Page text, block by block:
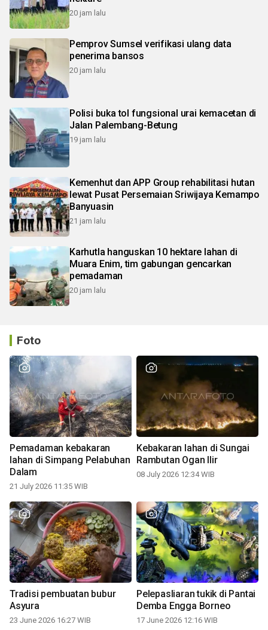
20 jam lalu
Pemprov Sumsel verifikasi ulang data
penerima bansos
20 jam lalu
Polisi buka tol fungsional urai kemacetan di
Jalan Palembang-Betung
19 jam lalu
Kemenhut dan APP Group rehabilitasi hutan
lewat Pusat Persemaian Sriwijaya Kemampo
Banyuasin
21 jam lalu
Karhutla hanguskan 10 hektare lahan di
Muara Enim, tim gabungan gencarkan
pemadaman
20 jam lalu
Foto
Pemadaman kebakaran
lahan di Simpang Pelabuhan
Dalam
21 July 2026 11:35 WIB
Kebakaran lahan di Sungai
Rambutan Ogan Ilir
08 July 2026 12:34 WIB
Tradisi pembuatan bubur
Asyura
23 June 2026 16:27 WIB
Pelepasliaran tukik di Pantai
Demba Engga Borneo
17 June 2026 12:16 WIB